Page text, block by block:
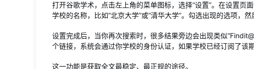
打开谷歌学术，点击左上角的菜单图标，选择“设置”。在设置页
学校的名称，比如“北京大学”或“清华大学”。勾选出现的选项，然
设置完成后，当你再次搜索时，很多结果旁边会出现类似
个链接，系统会通过你学校的身份认证，如果学校已经订阅了该
这一功能是获取全文最稳定、最正规的途径。